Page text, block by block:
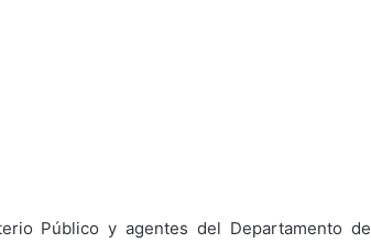
Público y agentes del Departamento de